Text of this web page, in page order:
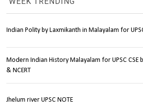
Indian Polity by Laxmikanth in Malayalam for
Modern Indian History Malayalam for UPSC CSE
& NCERT
Jhelum river UPSC NOTE